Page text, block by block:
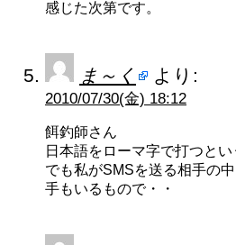
感じた次第です。
ま～く より:
2010/07/30(金) 18:12
餌釣師さん
日本語をローマ字で打つとい
でも私がSMSを送る相手の
手もいるもので・・